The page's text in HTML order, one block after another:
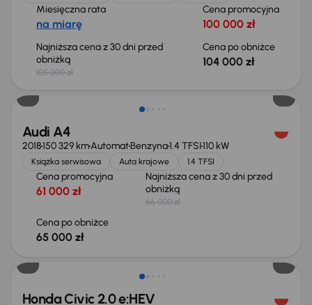
Miesięczna rata
na miarę
Cena promocyjna
100 000 zł
Najniższa cena z 30 dni przed
obniżką
105 000 zł
Cena po obniżce
104 000 zł
Taniej o 1 000 zł
Audi A4
2018150 329 kmAutomatBenzyna1.4 TFSI110 kW
Książka serwisowa Auta krajowe 1.4 TFSI
Cena promocyjna
61 000 zł
Najniższa cena z 30 dni przed
obniżką
66 000 zł
Cena po obniżce
65 000 zł
Taniej o 2 000 zł
Honda Civic 2.0 e:HEV